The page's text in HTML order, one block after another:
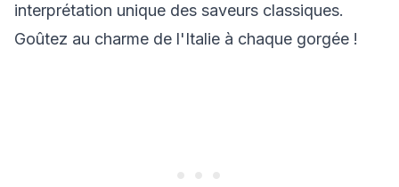
interprétation unique des saveurs classiques.
Goûtez au charme de l'Italie à chaque gorgée !